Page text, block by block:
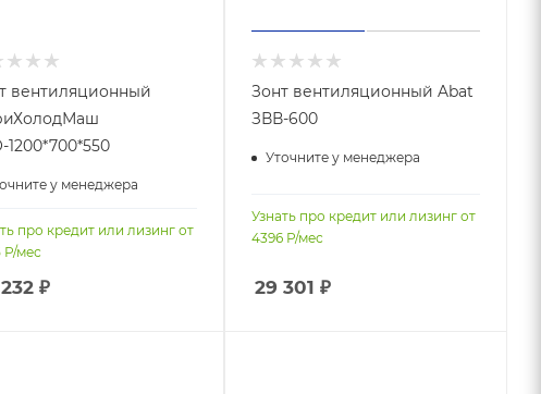
вентиляционный
у менеджера
про кредит или лизинг от
Р/мес
₽
Зонт вентиляционный Abat
ЗВВ-600
Уточните у менеджера
Узнать про кредит или лизинг от
4396 Р/мес
29 301 ₽